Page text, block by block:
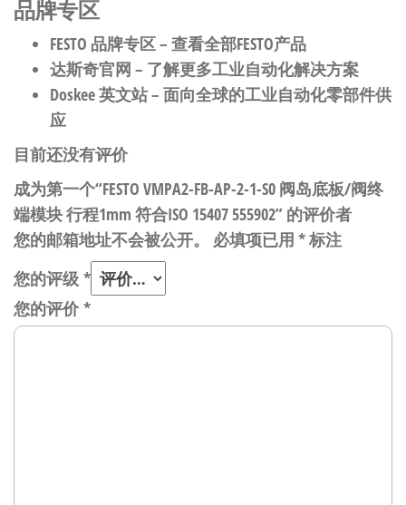
品牌专区
FESTO 品牌专区– 查看全部FESTO产品
达斯奇官网 – 了解更多工业自动化解决方案
Doskee 英文站– 面向全球的工业自动化零部件供
应
目前还没有评价
成为第一个“FESTO VMPA2-FB-AP-2-1-S0 阀岛底板/阀终
端模块 行程1mm 符合ISO 15407 555902” 的评价者
您的邮箱地址不会被公开。
必填项已用 *标注
您的评级 *
您的评价*